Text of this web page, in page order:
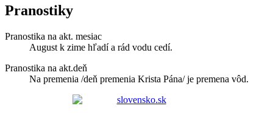
Pranostiky
Pranostika na akt. mesiac
August k zime hľadí a rád vodu cedí.
Pranostika na akt.deň
Na premenia /deň premenia Krista Pána/ je premena vôd.